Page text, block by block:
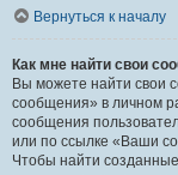
Вернуться к началу
Как мне найти свои
Вы можете найти свои
сообщения» в личном
сообщения
или по ссылке «Ваши
Чтобы найти